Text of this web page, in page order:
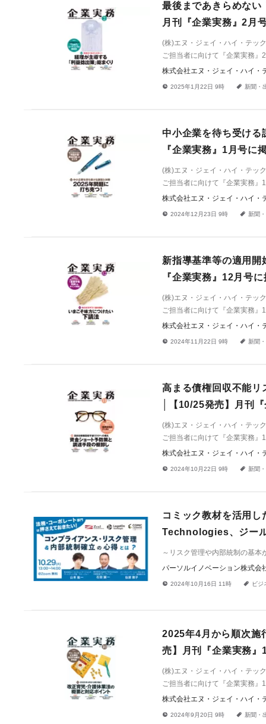
最後まであきらめな
月刊『企業実務』2月
(株)エヌ・ジェイ・ハイ・テッ
ご担当者に向けて『企業実務
株式会社エヌ・ジェイ・ハイ・
! 2025年1月22日 9時 a 新聞・
中小企業を待ち受け
『企業実務』1月号に
(株)エヌ・ジェイ・ハイ・テッ
ご担当者に向けて『企業実務
株式会社エヌ・ジェイ・ハイ・
! 2024年12月23日 9時 a 新聞
新指導基準等の適用
『企業実務』12月号
(株)エヌ・ジェイ・ハイ・テッ
ご担当者に向けて『企業実務
株式会社エヌ・ジェイ・ハイ・
! 2024年11月22日 9時 a 新聞
高まる債権回収不能リ
│【10/25発売】月刊
(株)エヌ・ジェイ・ハイ・テッ
ご担当者に向けて『企業実務
株式会社エヌ・ジェイ・ハイ・
! 2024年10月22日 9時 a 新聞
コミック教材を活用
Technologies、ジー
～リスク管理や内部統制の基
パーソルイノベーション株式会
! 2024年10月16日 11時 a ビジ
2025年4月から順次施
売】月刊『企業実務』
(株)エヌ・ジェイ・ハイ・テッ
ご担当者に向けて『企業実務
株式会社エヌ・ジェイ・ハイ・
! 2024年9月20日 9時 a 新聞・